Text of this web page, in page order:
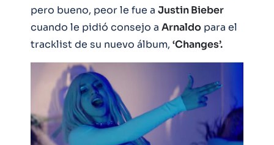
pero bueno, peor le fue a Justin Bieber
cuando le pidió consejo a Arnaldo para el
tracklist de su nuevo álbum, ‘Changes’.